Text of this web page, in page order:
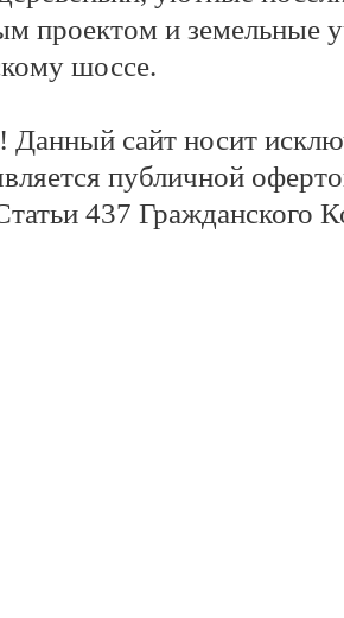
проектом и земельные
шоссе.
сайт носит
публичной
437 Гражданского